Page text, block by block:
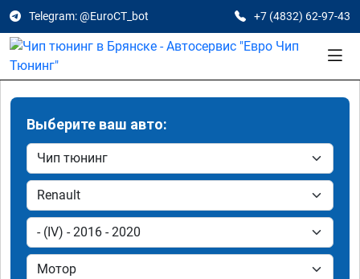
Telegram: @EuroCT_bot +7 (4832) 62-97-43
Выберите ваш авто: